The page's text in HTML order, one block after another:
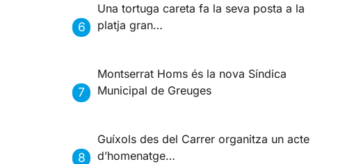
Una tortuga careta fa la seva posta a la
platja gran…
Montserrat Homs és la nova Síndica
Municipal de Greuges
Guíxols des del Carrer organitza un acte
d’homenatge…